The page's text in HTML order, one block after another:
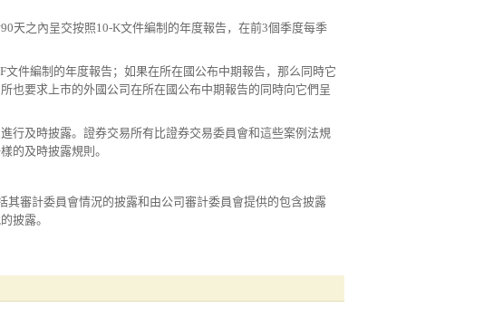
天之內呈交按照10-K文件編制的年度報告，在前3個季度每季
件編制的年度報告；如果在所在國公布中期報告，那么同時它
也要求上市的外國公司在所在國公布中期報告的同時向它們呈
行及時披露。證券交易所有比證券交易委員會和這些案例法規
的及時披露規則。
審計委員會情況的披露和由公司審計委員會提供的包含披露
披露。